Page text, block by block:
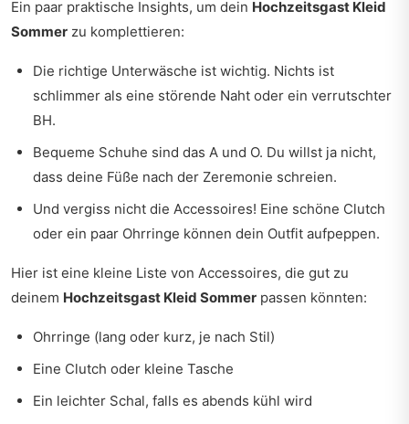
Ein paar praktische Insights, um dein Hochzeitsgast Kleid
Sommer zu komplettieren:
Die richtige Unterwäsche ist wichtig. Nichts ist
schlimmer als eine störende Naht oder ein verrutschter
BH.
Bequeme Schuhe sind das A und O. Du willst ja nicht,
dass deine Füße nach der Zeremonie schreien.
Und vergiss nicht die Accessoires! Eine schöne Clutch
oder ein paar Ohrringe können dein Outfit aufpeppen.
Hier ist eine kleine Liste von Accessoires, die gut zu
deinem Hochzeitsgast Kleid Sommer passen könnten:
Ohrringe (lang oder kurz, je nach Stil)
Eine Clutch oder kleine Tasche
Ein leichter Schal, falls es abends kühl wird